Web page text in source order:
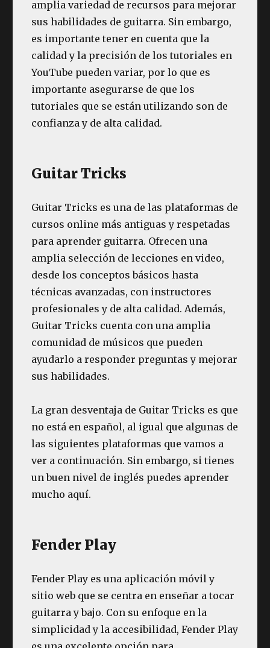
amplia variedad de recursos para mejorar
sus habilidades de guitarra. Sin embargo,
es importante tener en cuenta que la
calidad y la precisión de los tutoriales en
YouTube pueden variar, por lo que es
importante asegurarse de que los
tutoriales que se están utilizando son de
confianza y de alta calidad.
Guitar Tricks
Guitar Tricks es una de las plataformas de
cursos online más antiguas y respetadas
para aprender guitarra. Ofrecen una
amplia selección de lecciones en video,
desde los conceptos básicos hasta
técnicas avanzadas, con instructores
profesionales y de alta calidad. Además,
Guitar Tricks cuenta con una amplia
comunidad de músicos que pueden
ayudarlo a responder preguntas y mejorar
sus habilidades.
La gran desventaja de Guitar Tricks es que
no está en español, al igual que algunas de
las siguientes plataformas que vamos a
ver a continuación. Sin embargo, si tienes
un buen nivel de inglés puedes aprender
mucho aquí.
Fender Play
Fender Play es una aplicación móvil y
sitio web que se centra en enseñar a tocar
guitarra y bajo. Con su enfoque en la
simplicidad y la accesibilidad, Fender Play